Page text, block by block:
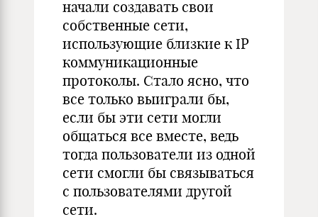
начали создавать свои
собственные сети,
использующие близкие к IP
коммуникационные
протоколы. Стало ясно, что
все только выиграли бы,
если бы эти сети могли
общаться все вместе, ведь
тогда пользователи из одной
сети смогли бы связываться
с пользователями другой
сети.